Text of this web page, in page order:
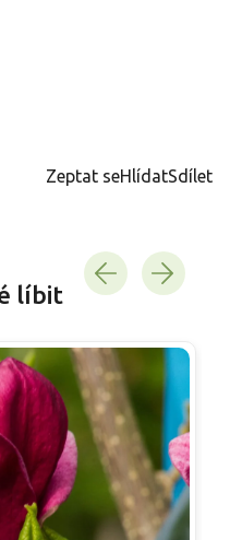
Zeptat seHlídatSdílet
líbit